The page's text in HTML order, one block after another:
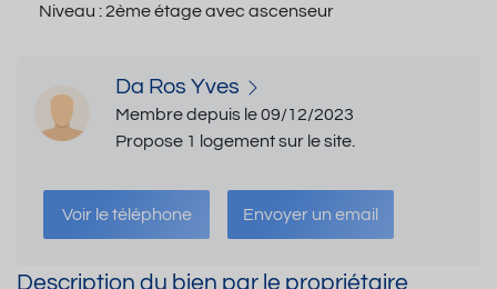
Niveau :2ème étage avec ascenseur
Da Ros Yves
Membre depuis le 09/12/2023
Propose 1 logement sur le site.
Voir le téléphone Envoyer un email
Description du bien par le propriétaire